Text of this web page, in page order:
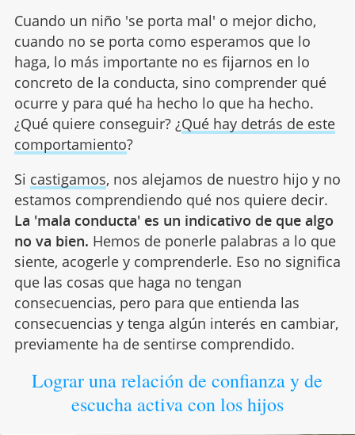
Cuando un niño 'se porta mal' o mejor dicho,
cuando no se porta como esperamos que lo
haga, lo más importante no es fijarnos en lo
concreto de la conducta, sino comprender qué
ocurre y para qué ha hecho lo que ha hecho.
¿Qué quiere conseguir? ¿Qué hay detrás de este
comportamiento?
Si castigamos, nos alejamos de nuestro hijo y no
estamos comprendiendo qué nos quiere decir.
La 'mala conducta' es un indicativo de que algo
no va bien. Hemos de ponerle palabras a lo que
siente, acogerle y comprenderle. Eso no significa
que las cosas que haga no tengan
consecuencias, pero para que entienda las
consecuencias y tenga algún interés en cambiar,
previamente ha de sentirse comprendido.
Lograr una relación de confianza y de
escucha activa con los hijos